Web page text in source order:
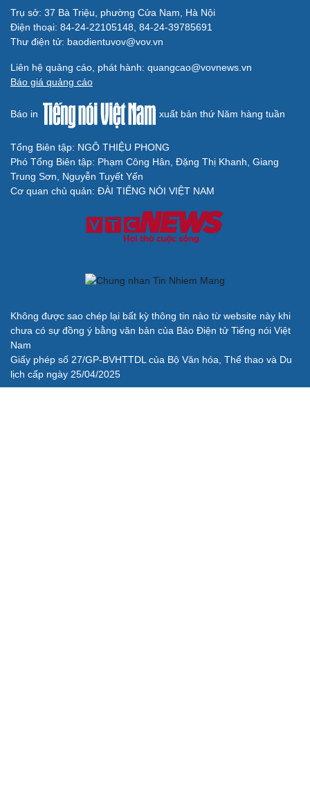
Trụ sở: 37 Bà Triệu, phường Cửa Nam, Hà Nội
Điện thoại: 84-24-22105148, 84-24-39785691
Thư điện tử: baodientuvov@vov.vn
Liên hệ quảng cáo, phát hành: quangcao@vovnews.vn
Báo giá quảng cáo
Báo in xuất bản thứ Năm hàng tuần
Tổng Biên tập: NGÔ THIỆU PHONG
Phó Tổng Biên tập: Phạm Công Hân, Đặng Thị Khanh, Giang
Trung Sơn, Nguyễn Tuyết Yến
Cơ quan chủ quản: ĐÀI TIẾNG NÓI VIỆT NAM
Không được sao chép lại bất kỳ thông tin nào từ website này khi
chưa có sự đồng ý bằng văn bản của Báo Điện tử Tiếng nói Việt
Nam
Giấy phép số 27/GP-BVHTTDL của Bộ Văn hóa, Thể thao và Du
lịch cấp ngày 25/04/2025